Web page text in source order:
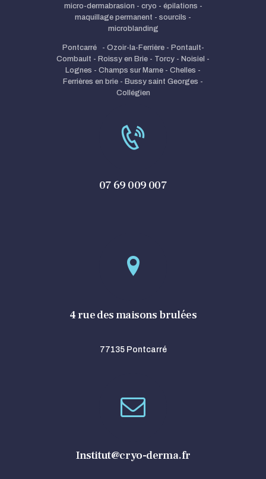
micro-dermabrasion - cryo - épilations -
maquillage permanent - sourcils -
microblanding
Pontcarré - Ozoir-la-Ferrière - Pontault-
Combault - Roissy en Brie - Torcy - Noisiel -
Lognes - Champs sur Marne - Chelles -
Ferrières en brie - Bussy saint Georges -
Collégien
07 69 009 007
4 rue des maisons brulées
77135 Pontcarré
Institut@cryo-derma.fr